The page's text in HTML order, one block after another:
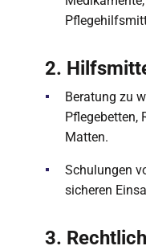
2.
Beratung zu
Pflegebetten,
Matten.
Schulungen
sicheren
3.